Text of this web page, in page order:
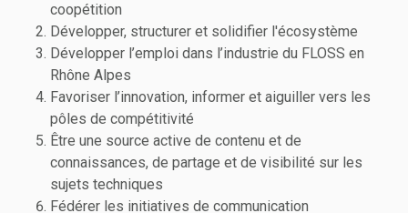
coopétition
Développer, structurer et solidifier l'écosystème
Développer l’emploi dans l’industrie du FLOSS en
Rhône Alpes
Favoriser l’innovation, informer et aiguiller vers les
pôles de compétitivité
Être une source active de contenu et de
connaissances, de partage et de visibilité sur les
sujets techniques
Fédérer les initiatives de communication